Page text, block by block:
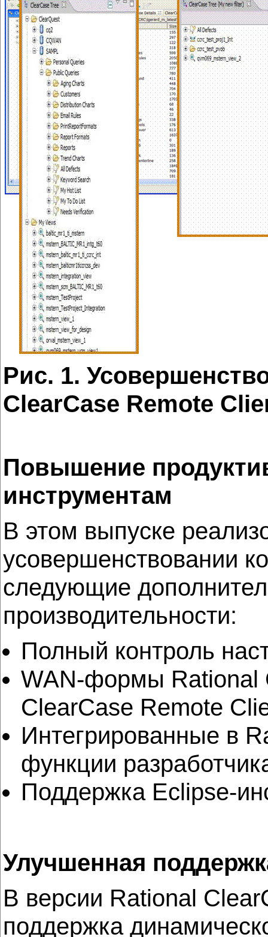
Рис. 1.
ClearCase Remote
Повышение
инструментам
В этом выпуске
усовершенствовании
следующие
производительности:
Полный контроль
WAN-формы Rational
ClearCase Remote
Интегрированные в
функции
Поддержка Eclipse-
Улучшенная
В версии Rational
поддержка